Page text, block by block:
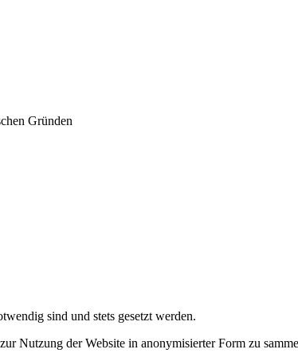
Gründen
sind und stets gesetzt werden.
Nutzung der Website in anonymisierter Form zu